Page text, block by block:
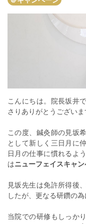
こんにちは。院長坂井
さりありがとうございま
この度、鍼灸師の見坂
として新しく三日月に
日月の仕事に慣れるよ
はニューフェイスキャ
見坂先生は免許所得後
したが、更なる研鑽の
当院での研修もしっか